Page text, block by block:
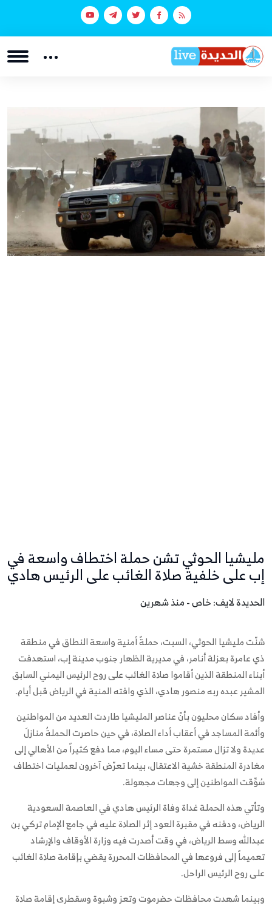
مليشيا الحوثي تشن حملة اختطاف واسعة في
إب على خلفية صلاة الغائب على الرئيس هادي
الحديدة لايف: خاص - منذ شهرين
شنّت مليشيا الحوثي، السبت، حملةً أمنية واسعة النطاق في منطقة
ذي عامرة بعزلة أنامر، في مديرية الظهار جنوب مدينة إب، استهدفت
أبناء المنطقة الذين أقاموا صلاة الغائب على روح الرئيس اليمني السابق
المشير عبده ربه منصور هادي، الذي وافته المنية في الرياض قبل أيام.
وأفاد سكان محليون بأنّ عناصر المليشيا طاردت العديد من المواطنين
وأئمة المساجد في أعقاب أداء الصلاة، في حين حاصرت الحملةُ منازلَ
عديدة ولا تزال مستمرة حتى مساء اليوم، مما دفع كثيراً من الأهالي إلى
مغادرة المنطقة خشية الاعتقال، بينما تعرّض آخرون لعمليات اختطاف
سُوِّقت المواطنين إلى وجهات مجهولة.
وتأتي هذه الحملة غداة وفاة الرئيس هادي في العاصمة السعودية
الرياض، ودفنه في مقبرة العود إثر الصلاة عليه في جامع الإمام تركي بن
عبدالله وسط الرياض، في وقت أصدرت فيه وزارة الأوقاف والإرشاد
تعميماً إلى فروعها في المحافظات المحررة يقضي بإقامة صلاة الغائب
على روح الرئيس الراحل.
وبينما شهدت محافظات حضرموت وتعز وشبوة وسقطرى إقامة صلاة